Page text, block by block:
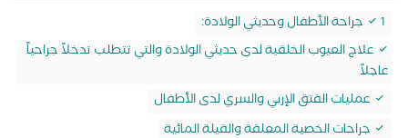
1 جراحة الأطفال وحديثي الولادة:
علاج العيوب الخلقية لدى حديثي الولادة والتي تتطلب تدخلاً جراحياً
عاجلاً
عمليات الفتق الإربي والسري لدى الأطفال
جراحات الخصية المعلقة والقيلة المائية